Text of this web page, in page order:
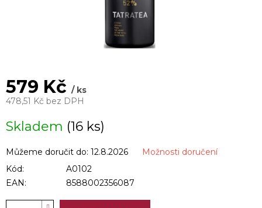
579 Kč/ ks
478,51 Kč bez DPH
cena:
Skladem (16 ks)
Můžeme doručit do: 12.8.2026
Možnosti doručení
Kód:
A0102
EAN:
8588002356087